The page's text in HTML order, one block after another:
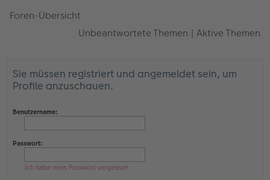
Foren-Übersicht
Unbeantwortete Themen | Aktive Themen
Sie müssen registriert und angemeldet sein, um
Profile anzuschauen.
Benutzername:
Passwort:
Ich habe mein Passwort vergessen